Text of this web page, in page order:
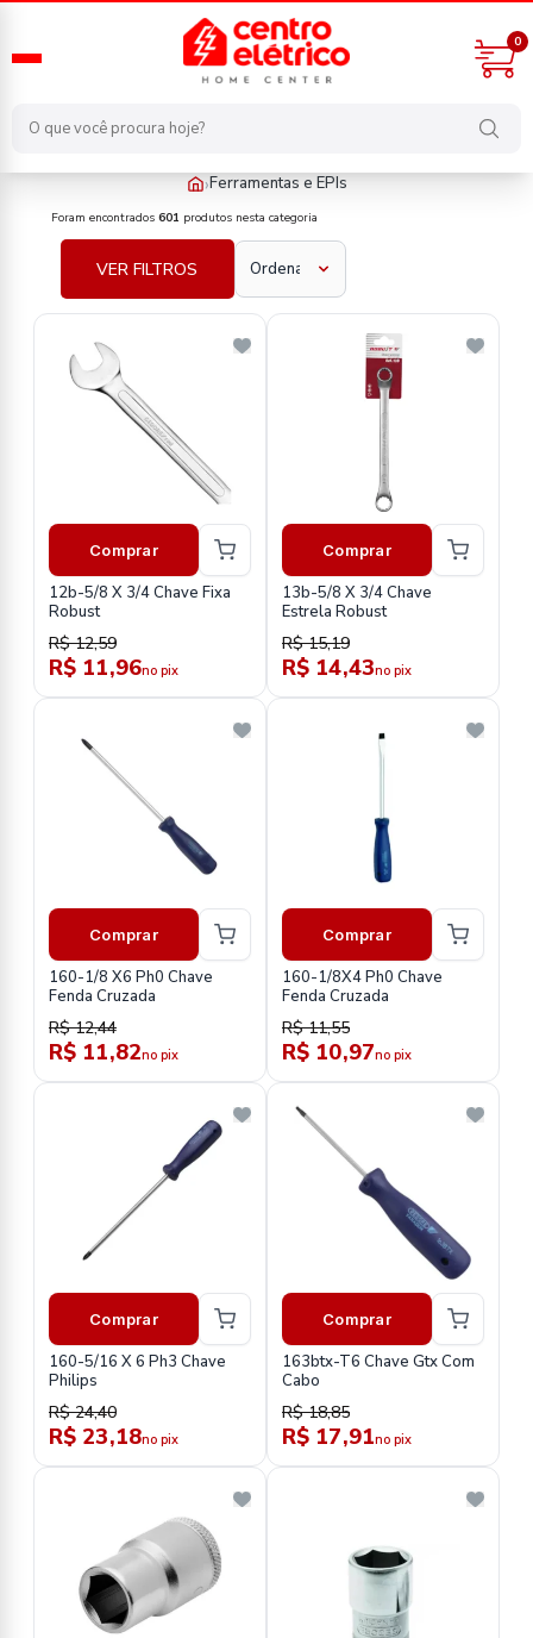
0
›Ferramentas e EPIs
ferramentas-e-epis
Foram encontrados 601 produtos nesta categoria
VER FILTROS
Comprar
12b-5/8 X 3/4 Chave Fixa
Robust
R$ 12,59
R$ 11,96no pix
Comprar
13b-5/8 X 3/4 Chave
Estrela Robust
R$ 15,19
R$ 14,43no pix
Comprar
160-1/8 X6 Ph0 Chave
Fenda Cruzada
R$ 12,44
R$ 11,82no pix
Comprar
160-1/8X4 Ph0 Chave
Fenda Cruzada
R$ 11,55
R$ 10,97no pix
Comprar
160-5/16 X 6 Ph3 Chave
Philips
R$ 24,40
R$ 23,18no pix
Comprar
163btx-T6 Chave Gtx Com
Cabo
R$ 18,85
R$ 17,91no pix